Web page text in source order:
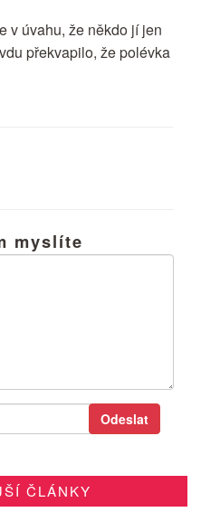
v úvahu, že někdo jí jen
překvapilo, že polévka
myslíte
ČLÁNKY